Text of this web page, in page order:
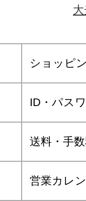
ショッピ
ID・パス
送料・手
営業カレ